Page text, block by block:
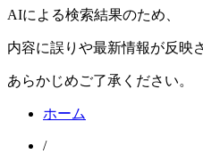
AIによる検索結果のため、
内容に誤りや最新情報が反映
あらかじめご了承ください。
ホーム
/